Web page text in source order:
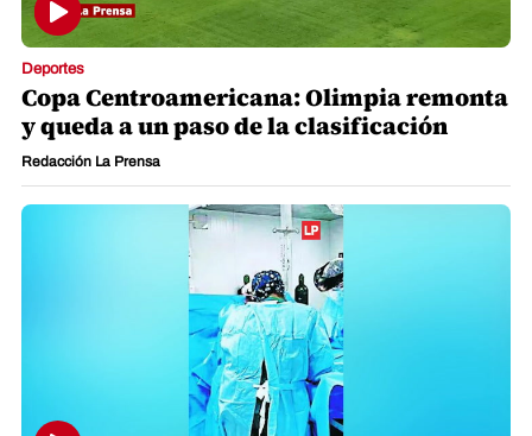
Deportes
Copa Centroamericana: Olimpia remonta
y queda a un paso de la clasificación
Redacción La Prensa